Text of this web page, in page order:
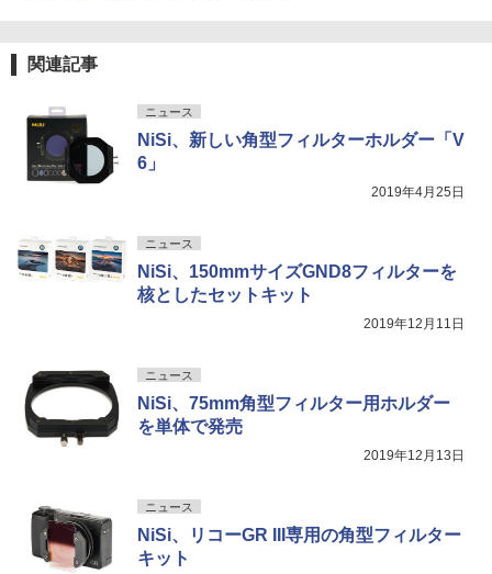
関連記事
ニュース
NiSi、新しい角型フィルターホルダー「V
6」
2019年4月25日
ニュース
NiSi、150mmサイズGND8フィルターを
核としたセットキット
2019年12月11日
ニュース
NiSi、75mm角型フィルター用ホルダー
を単体で発売
2019年12月13日
ニュース
NiSi、リコーGR III専用の角型フィルター
キット